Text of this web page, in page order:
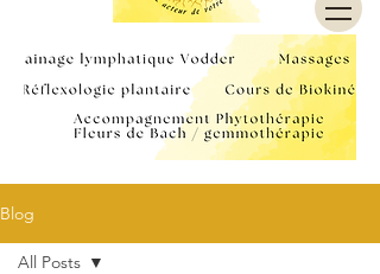
Blog
All Posts